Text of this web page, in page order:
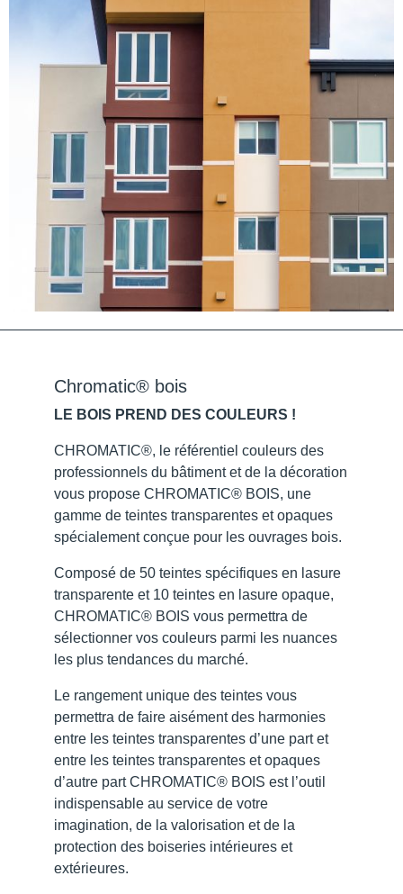
Chromatic® bois
LE BOIS PREND DES COULEURS !
CHROMATIC®, le référentiel couleurs des
professionnels du bâtiment et de la décoration
vous propose CHROMATIC® BOIS, une
gamme de teintes transparentes et opaques
spécialement conçue pour les ouvrages bois.
Composé de 50 teintes spécifiques en lasure
transparente et 10 teintes en lasure opaque,
CHROMATIC® BOIS vous permettra de
sélectionner vos couleurs parmi les nuances
les plus tendances du marché.
Le rangement unique des teintes vous
permettra de faire aisément des harmonies
entre les teintes transparentes d’une part et
entre les teintes transparentes et opaques
d’autre part CHROMATIC® BOIS est l’outil
indispensable au service de votre
imagination, de la valorisation et de la
protection des boiseries intérieures et
extérieures.